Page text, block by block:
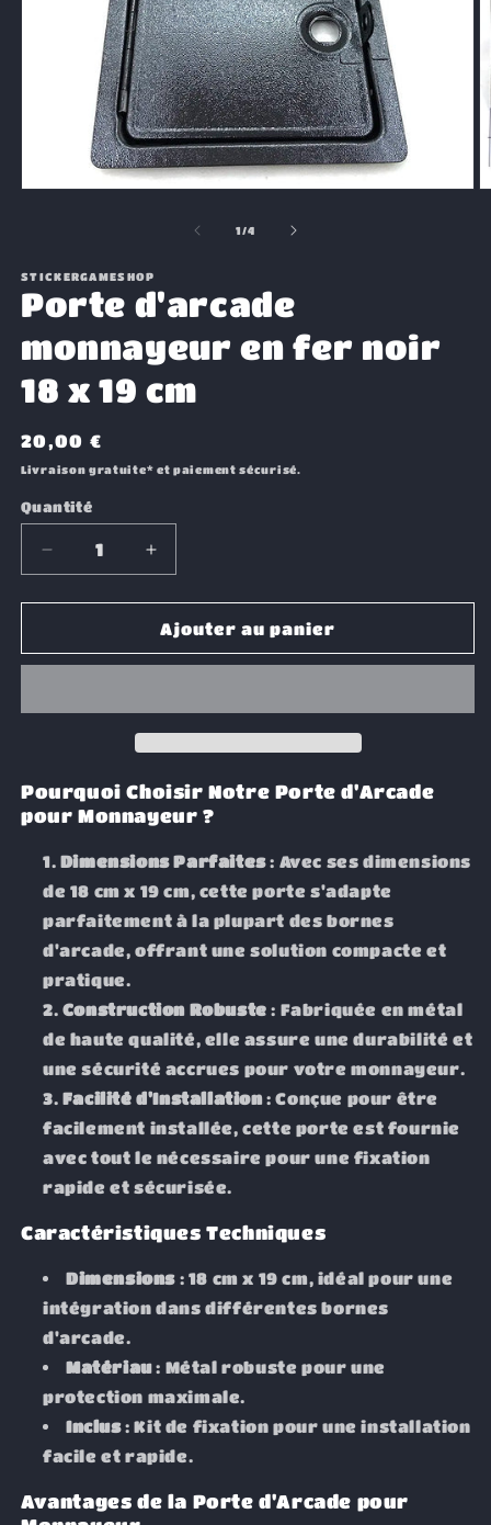
une
fenêtre
modale
1/de
4
STICKERGAMESHOP
Porte d'arcade
monnayeur en fer noir
18 x 19 cm
Prix
habituel
20,00 €
Livraison gratuite* et paiement sécurisé.
Quantité
Réduire
la
quantité
Porte
en
18
x
cm
Augmenter
la
quantité
de
Porte
en
18
x
cm
Ajouter au panier
Pourquoi Choisir Notre Porte d'Arcade
pour Monnayeur ?
Dimensions Parfaites: Avec ses dimensions
de 18 cm x 19 cm, cette porte s'adapte
parfaitement à la plupart des bornes
d'arcade, offrant une solution compacte et
pratique.
Construction Robuste : Fabriquée en métal
de haute qualité, elle assure une durabilité et
une sécurité accrues pour votre monnayeur.
Facilité d'Installation: Conçue pour être
facilement installée, cette porte est fournie
avec tout le nécessaire pour une fixation
rapide et sécurisée.
Caractéristiques Techniques
Dimensions : 18 cm x 19 cm, idéal pour une
intégration dans différentes bornes
d'arcade.
Matériau: Métal robuste pour une
protection maximale.
Inclus: Kit de fixation pour une installation
facile et rapide.
Avantages de la Porte d'Arcade pour